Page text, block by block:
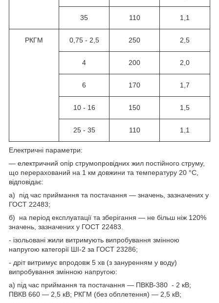
35 110 1,1
РКГМ 0,75 - 2,5 250 2,5
4 200 2,0
6 170 1,7
10 - 16 150 1,5
25 - 35 110 1,1
Електричні параметри:
— електричний опір струмопровідних жил постійного струму,
що перерахований на 1 км довжини та температуру 20 °C,
відповідає:
а) під час приймання та постачання — значень, зазначених у
ГОСТ 22483;
б) на період експлуатації та зберігання — не більш ніж 120%
значень, зазначених у ГОСТ 22483.
- ізольовані жили витримують випробування змінною
напругою категорії ШІ-2 за ГОСТ 23286;
- дріт витримує впродовж 5 хв (з зануренням у воду)
випробування змінною напругою:
а) під час приймання та постачання — ПВКВ-380 - 2 кВ;
ПВКВ 660 — 2,5 кВ; РКГМ (без обплетення) — 2,5 кВ;